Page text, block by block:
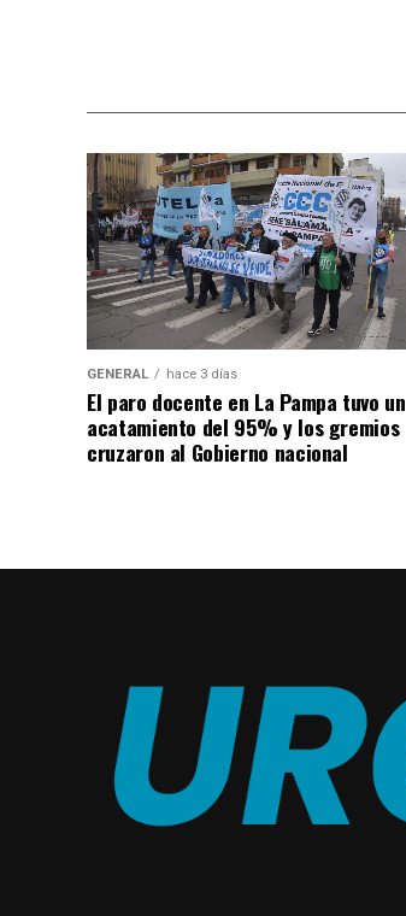
GENERAL hace 3 días
El paro docente en La Pampa tuvo un
acatamiento del 95% y los gremios
cruzaron al Gobierno nacional